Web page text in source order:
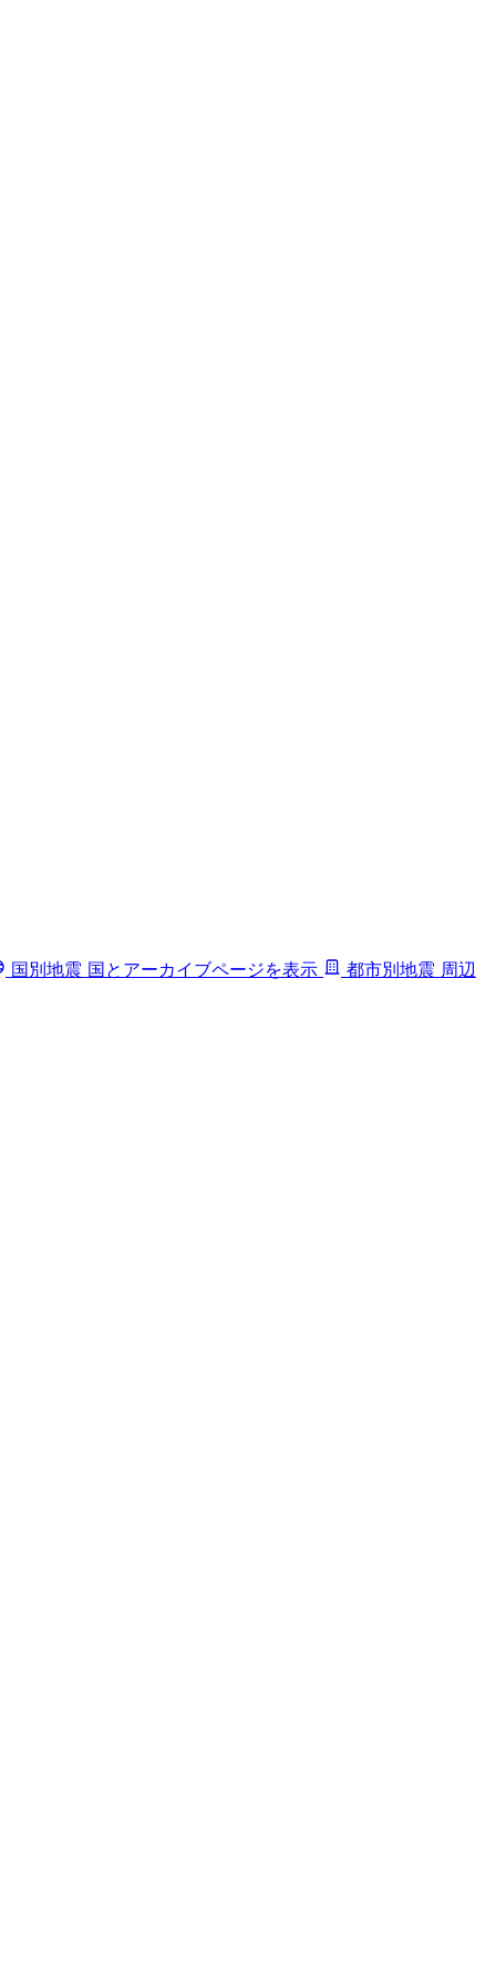
国別地震 国とアーカイブページを表示 都市別地震 周辺